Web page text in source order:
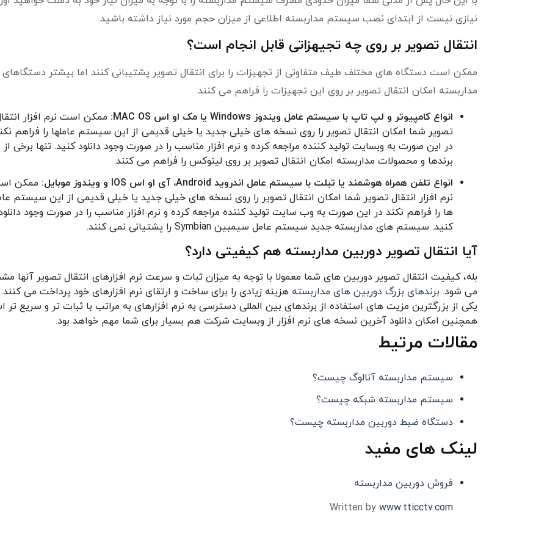
نیازی نیست از ابتدای نصب سیستم مداربسته اطلاعی از میزان حجم مورد نیاز داشته باشید.
انتقال تصویر بر روی چه تجیهزاتی قابل انجام است؟
ممکن است دستگاه های مختلف طیف متفاوتی از تجهیزات را برای انتقال تصویر پشتیبانی کنند اما بیشتر دستگاهای
مداربسته امکان انتقال تصویر بر روی این تجهیزات را فراهم می کنند:
انواع کامپیوتر و لپ تاپ با سیستم عامل ویندوز Windows یا مک او اس MAC OS:
ممکن است نرم افزار
تصویر شما امکان انتقال تصویر را روی نسخه های خیلی جدید یا خیلی قدیمی از این سیستم عاملها را فراهم
در این صورت به وبسایت تولید کننده مراجعه کرده و نرم افزار مناسب را در صورت وجود دانلود کنید. تنها برخی از
برندها و محصولات مداربسته امکان انتقال تصویر بر روی لینوکس را فراهم می کنند.
انواع تلفن همراه هوشمند یا تبلت با سیستم عامل اندروید Android، آی او اس IOS و ویندوز موبایل:
ممکن
نرم افزار انتقال تصویر شما امکان انتقال تصویر را روی نسخه های خیلی جدید یا خیلی قدیمی از این سیستم
ها را فراهم نکند در این صورت به وب سایت تولید کننده مراجعه کرده و نرم افزار مناسب را در صورت وجود
کنید. سیستم های مداربسته جدید سیستم عامل سیمبین Symbian را پشتیانی نمی کنند.
آیا انتقال تصویر دوربین مداربسته هم کیفیتی دارد؟
بله، کیفیت انتقال تصویر دوربین های شما معمولا با توجه به میزان ثبات و سرعت نرم افزارهای انتقال تصویر آنها
می شود. برندهای بزرگ دوربین های مداربسته هزینه زیادی را برای ساخت و ارتقای نرم افزارهای خود پرداخت می
یکی از بزرگترین مزیت های استفاده از برندهای بین المللی دسترسی به نرم افزارهای به مراتب با ثبات تر و سریع
همچنین امکان دانلود آخرین نسخه های نرم افزار از وبسایت شرکت هم بسیار برای شما مهم خواهد بود.
مقالات مرتیط
سیستم مداربسته آنالوگ چیست؟
سیستم مداربسته شبکه چیست؟
دستگاه ضبط دوربین مداربسته چیست؟
لینک های مفید
فروش دوربین مداربسته
Written by www.tticctv.com